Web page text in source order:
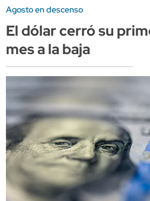
Agosto en descenso
El dólar cerró su
mes a la baja